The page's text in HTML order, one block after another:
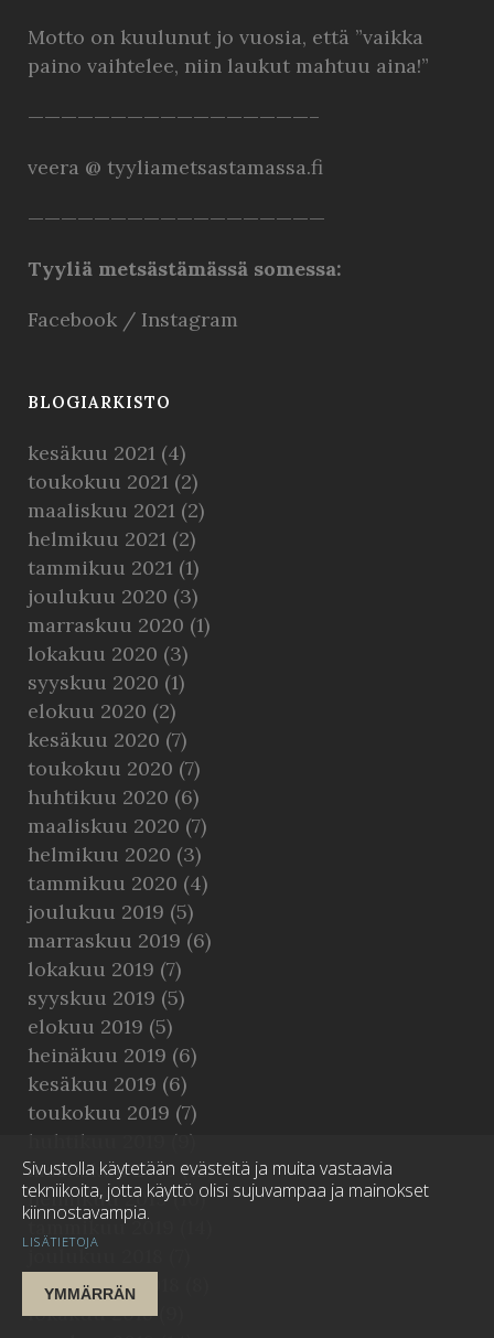
Motto on kuulunut jo vuosia, että ”vaikka
paino vaihtelee, niin laukut mahtuu aina!”
—————————————————–
veera @ tyyliametsastamassa.fi
——————————————————
Tyyliä metsästämässä somessa:
Facebook / Instagram
BLOGIARKISTO
kesäkuu 2021 (4)
toukokuu 2021 (2)
maaliskuu 2021 (2)
helmikuu 2021 (2)
tammikuu 2021 (1)
joulukuu 2020 (3)
marraskuu 2020 (1)
lokakuu 2020 (3)
syyskuu 2020 (1)
elokuu 2020 (2)
kesäkuu 2020 (7)
toukokuu 2020 (7)
huhtikuu 2020 (6)
maaliskuu 2020 (7)
helmikuu 2020 (3)
tammikuu 2020 (4)
joulukuu 2019 (5)
marraskuu 2019 (6)
lokakuu 2019 (7)
syyskuu 2019 (5)
elokuu 2019 (5)
heinäkuu 2019 (6)
kesäkuu 2019 (6)
toukokuu 2019 (7)
huhtikuu 2019
(9)
maaliskuu 2019 (12)
helmikuu 2019(10)
tammikuu 2019
joulukuu 2018
marraskuu 2018
lokakuu 2018(9)
LISÄTIETOJA
Sivustolla käytetään evästeitä ja muita vastaavia
tekniikoita, jotta käyttö olisi sujuvampaa ja mainokset
kiinnostavampia.
YMMÄRRÄN